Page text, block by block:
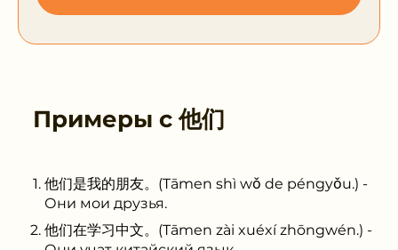
Примеры с他们
他们是我的朋友。(Tāmen shì wǒ de péngyǒu.) -
Они мои друзья.
他们在学习中文。(Tāmen zài xuéxí zhōngwén.) -